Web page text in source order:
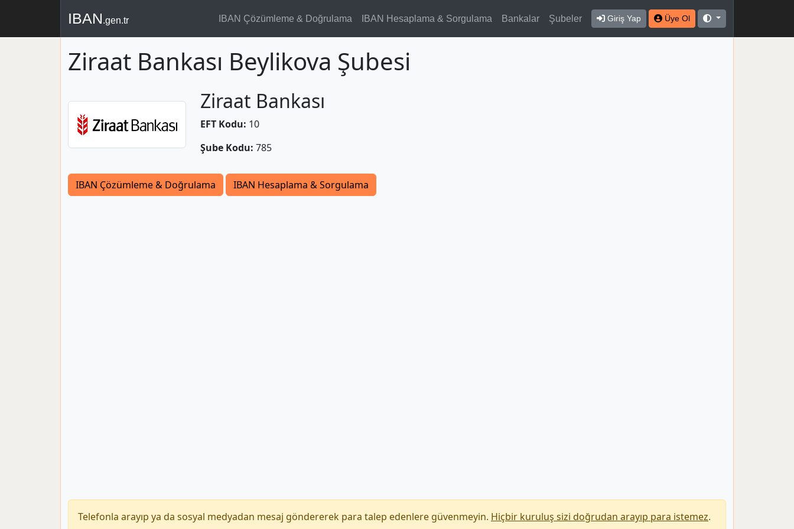
IBAN.gen.tr IBAN Çözümleme & Doğrulama IBAN Hesaplama & Sorgulama Bankalar Şubeler Giriş Yap Üye Ol
Ziraat Bankası Beylikova Şubesi
Ziraat Bankası
EFT Kodu: 10
Şube Kodu: 785
IBAN Çözümleme & Doğrulama IBAN Hesaplama & Sorgulama
Telefonla arayıp ya da sosyal medyadan mesaj göndererek para talep edenlere güvenmeyin. Hiçbir kuruluş sizi doğrudan arayıp para istemez.